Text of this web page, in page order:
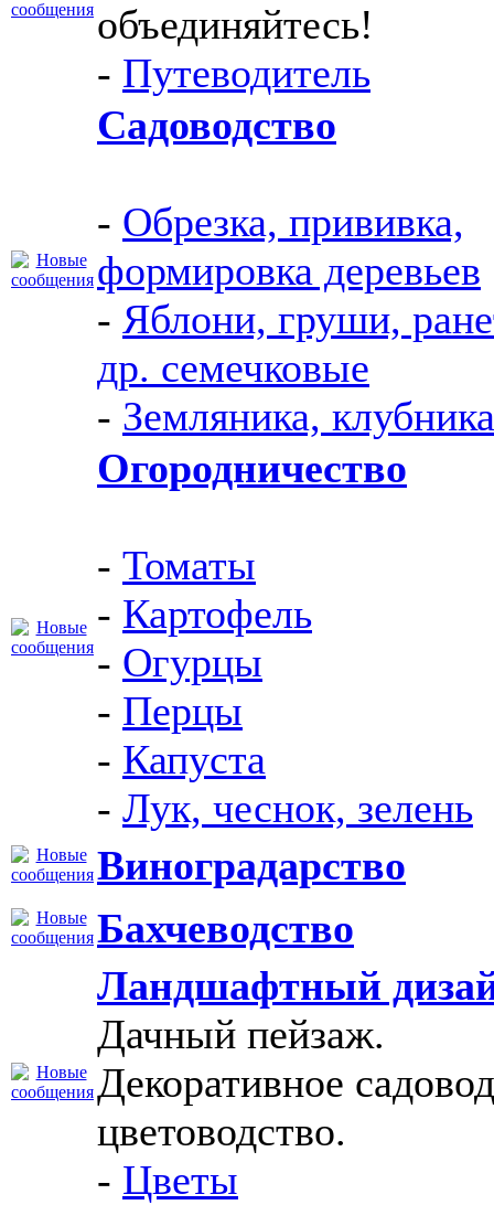
объединяйтесь!
- Путеводитель
Садоводство
- Обрезка, прививка,
формировка деревьев
- Яблони, груши,
др. семечковые
- Земляника, клубника
Огородничество
- Томаты
- Картофель
- Огурцы
- Перцы
- Капуста
- Лук, чеснок, зелень
Виноградарство
Бахчеводство
Ландшафтный
Дачный пейзаж.
Декоративное
цветоводство.
- Цветы